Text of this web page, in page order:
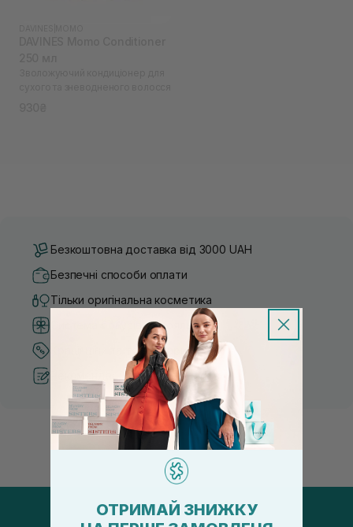
Безкоштовна доставка від 3000 UAH
Безпечні способи оплати
Тільки оригінальна косметика
Система бонусів та лояльності
Кращі ціни та топ товари
Рекомендації від косметологів
ОТРИМАЙ ЗНИЖКУ